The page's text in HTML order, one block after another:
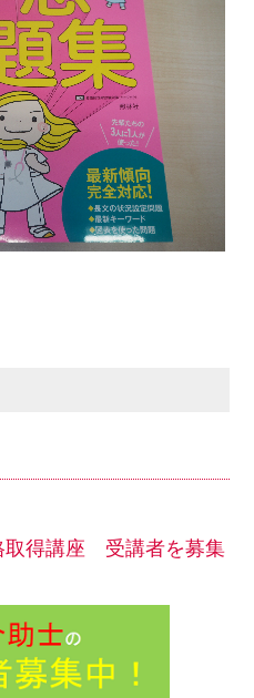
取得講座 受講者を募集